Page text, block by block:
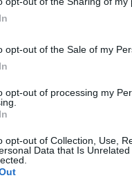
opt-out of the Sale of my
opt-out of processing my
opt-out of Collection, Use,
Data that Is
de latrina online a
precum
(fragmente)
ci Iohannis!”